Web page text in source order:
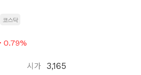
코스닥
0.79%
시가 3,165